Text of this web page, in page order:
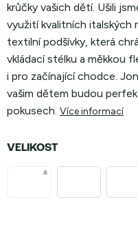
krůčky vašich dětí. Ušili
využití kvalitních italských
textilní podšívky, která
vkládací stélku a měkkou
i pro začínající chodce.
vašim dětem budou
pokusech. Více informací
VELIKOST